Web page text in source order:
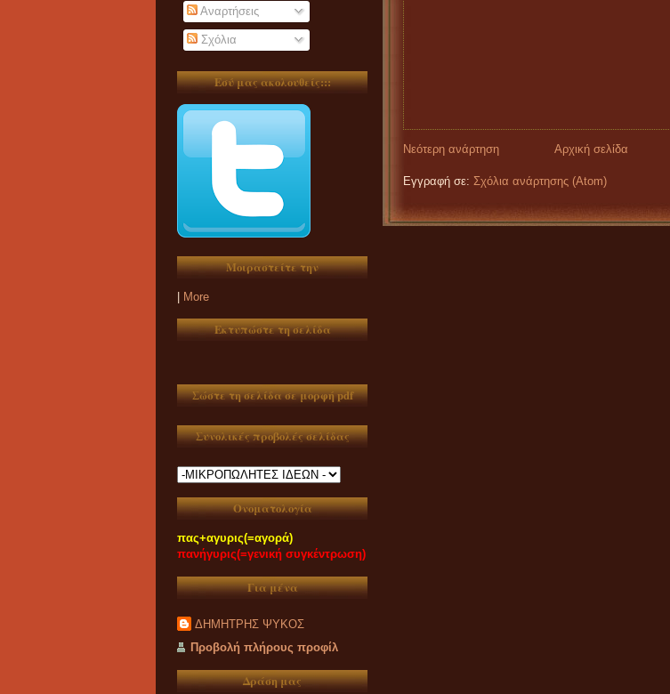
Αναρτήσεις
Σχόλια
Εσύ μας ακολουθείς:::
Μοιραστείτε την
More
Εκτυπώστε τη σελίδα
Σώστε τη σελίδα σε μορφή pdf
Συνολικές προβολές σελίδας
Ονοματολογία
πας+αγυρις(=αγορά)
πανήγυρις(=γενική συγκέντρωση)
Για μένα
ΔΗΜΗΤΡΗΣ ΨΥΚΟΣ
Προβολή πλήρους προφίλ
Δράση μας
Νεότερη ανάρτηση Αρχική σελίδα
Εγγραφή σε: Σχόλια ανάρτησης (Atom)